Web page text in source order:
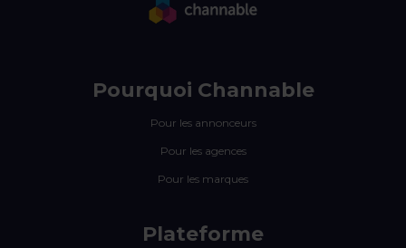
Pourquoi Channable
Pour les annonceurs
Pour les agences
Pour les marques
Plateforme